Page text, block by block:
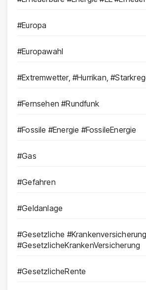
#Europa
#Europawahl
#Extremwetter, #Hurrikan,
#Fernsehen #Rundfunk
#Fossile #Energie #FossileEnergie
#Gas
#Gefahren
#Geldanlage
#Gesetzliche
#GesetzlicheKrankenVersicherung
#GesetzlicheRente